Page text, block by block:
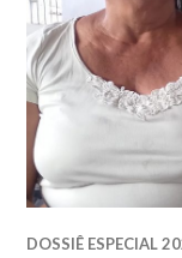
DOSSIÊ ESPECIAL